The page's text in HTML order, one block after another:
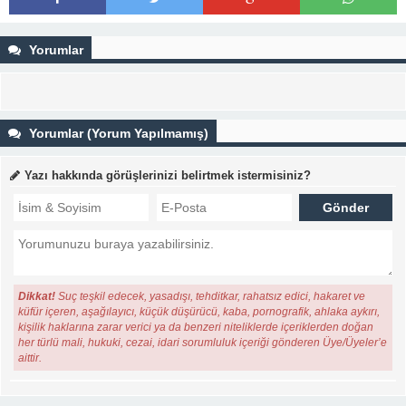
Yorumlar
Yorumlar (Yorum Yapılmamış)
Yazı hakkında görüşlerinizi belirtmek istermisiniz?
Dikkat! Suç teşkil edecek, yasadışı, tehditkar, rahatsız edici, hakaret ve
küfür içeren, aşağılayıcı, küçük düşürücü, kaba, pornografik, ahlaka aykırı,
kişilik haklarına zarar verici ya da benzeri niteliklerde içeriklerden doğan
her türlü mali, hukuki, cezai, idari sorumluluk içeriği gönderen Üye/Üyeler’e
aittir.